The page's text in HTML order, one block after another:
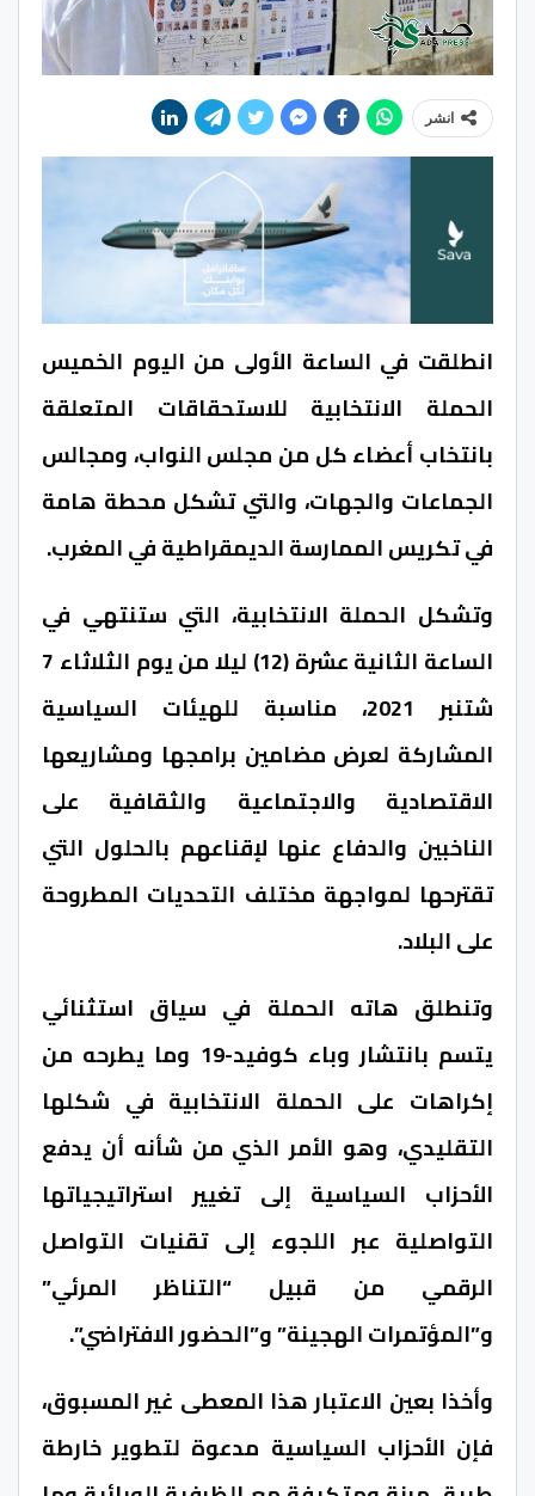
انشر
انطلقت في الساعة الأولى من اليوم الخميس
الحملة الانتخابية للاستحقاقات المتعلقة
بانتخاب أعضاء كل من مجلس النواب، ومجالس
الجماعات والجهات، والتي تشكل محطة هامة
في تكريس الممارسة الديمقراطية في المغرب.
وتشكل الحملة الانتخابية، التي ستنتهي في
الساعة الثانية عشرة (12) ليلا من يوم الثلاثاء 7
شتنبر 2021، مناسبة للهيئات السياسية
المشاركة لعرض مضامين برامجها ومشاريعها
الاقتصادية والاجتماعية والثقافية على
الناخبين والدفاع عنها لإقناعهم بالحلول التي
تقترحها لمواجهة مختلف التحديات المطروحة
على البلاد.
وتنطلق هاته الحملة في سياق استثنائي
يتسم بانتشار وباء كوفيد-19 وما يطرحه من
إكراهات على الحملة الانتخابية في شكلها
التقليدي، وهو الأمر الذي من شأنه أن يدفع
الأحزاب السياسية إلى تغيير استراتيجياتها
التواصلية عبر اللجوء إلى تقنيات التواصل
الرقمي من قبيل “التناظر المرئي”
و”المؤتمرات الهجينة” و”الحضور الافتراضي”.
وأخذا بعين الاعتبار هذا المعطى غير المسبوق،
فإن الأحزاب السياسية مدعوة لتطوير خارطة